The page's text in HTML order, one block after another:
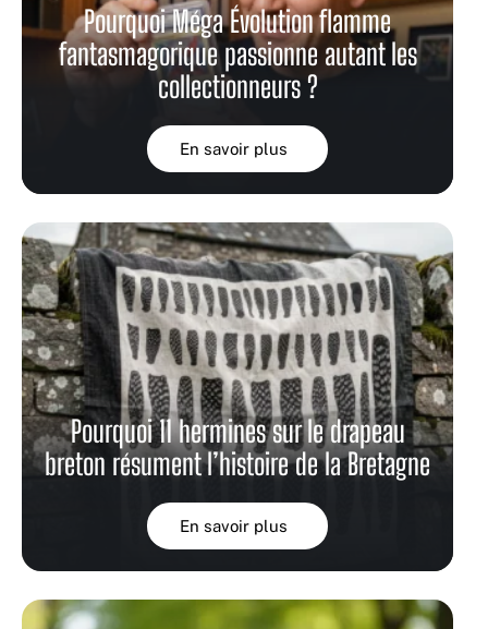
Pourquoi Méga Évolution flamme
fantasmagorique passionne autant les
collectionneurs ?
En savoir plus
Pourquoi 11 hermines sur le drapeau
breton résument l’histoire de la Bretagne
En savoir plus